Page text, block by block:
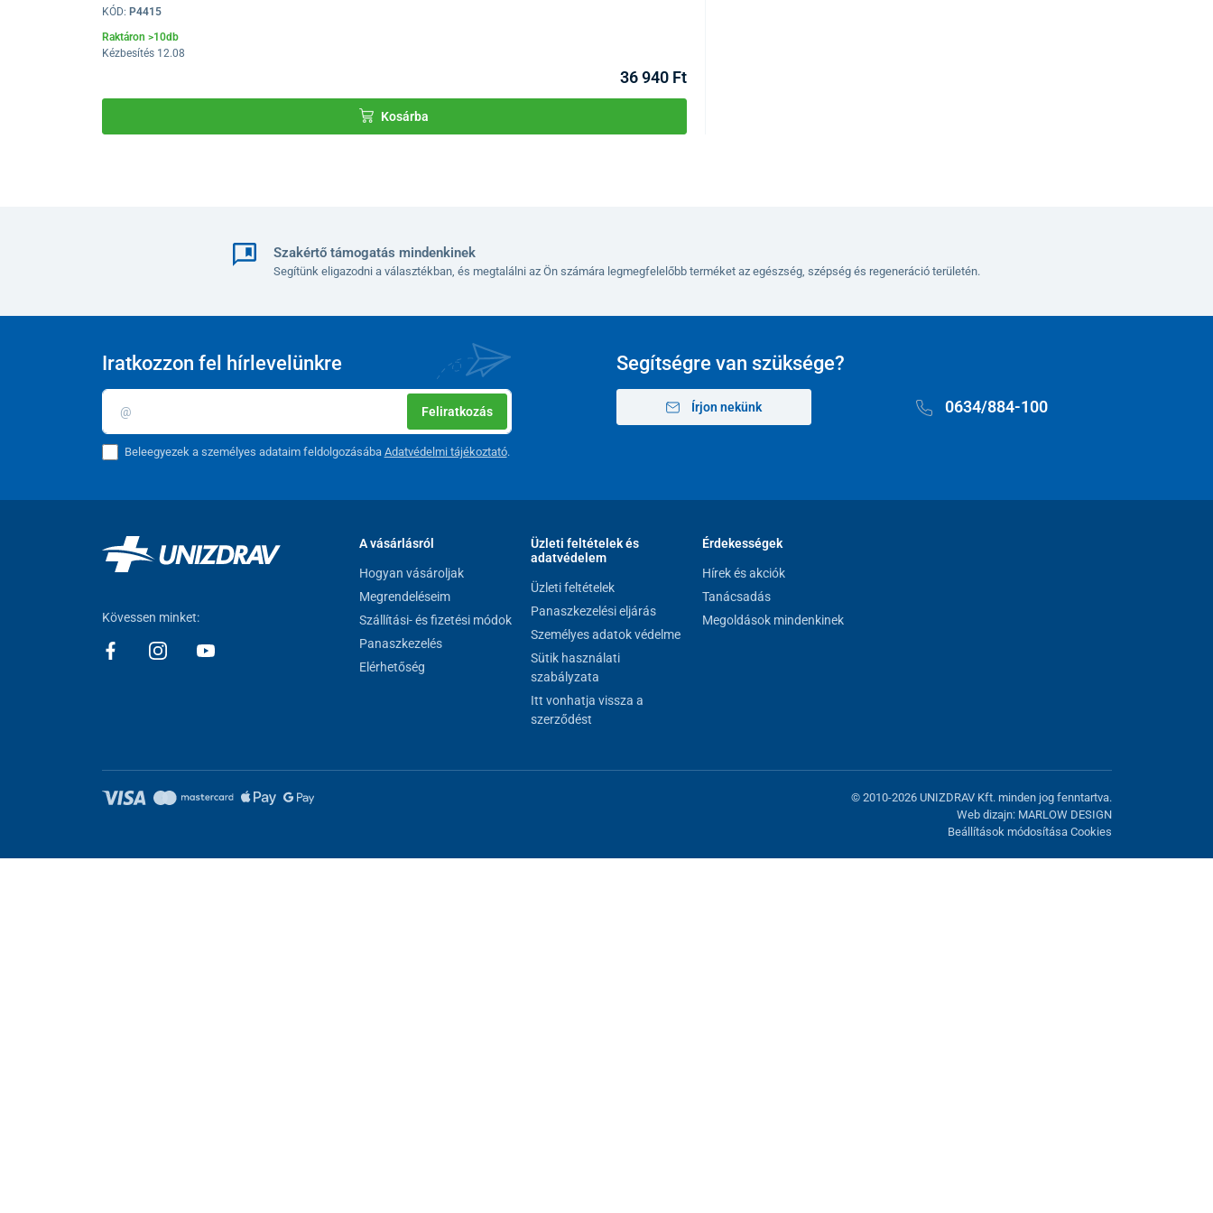
Technikai adatok:
Szélesség
A cső átmérője 3 cm
A háromszög magassága 17 cm - szíj nélkül
KÓD: P4415
Raktáron >10db
Kézbesítés 12.08
36 940 Ft
Kosárba
Szakértő támogatás mindenkinek
Segítünk eligazodni a választékban, és megtalálni az Ön számára legmegfelelőbb terméket az egészség, szépség és regeneráció területén.
Segítségre van szüksége?
Írjon nekünk 0634/884-100
Iratkozzon fel hírlevelünkre
Feliratkozás
Beleegyezek a személyes adataim feldolgozásába Adatvédelmi tájékoztató.
Kövessen minket:
A vásárlásról
Hogyan vásároljak
Megrendeléseim
Szállítási- és fizetési módok
Panaszkezelés
Elérhetőség
Üzleti feltételek és
adatvédelem
Üzleti feltételek
Panaszkezelési eljárás
Személyes adatok védelme
Sütik használati
szabályzata
Itt vonhatja vissza a
szerződést
Érdekességek
Hírek és akciók
Tanácsadás
Megoldások mindenkinek
© 2010-2026 UNIZDRAV Kft. minden jog fenntartva.
Web dizajn: MARLOW DESIGN
Beállítások módosítása Cookies